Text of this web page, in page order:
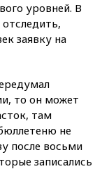
уровней. В
заявку на
то он может
там
не
после восьми
записались